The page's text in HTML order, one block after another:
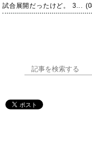
試合展開だったけど。 3...